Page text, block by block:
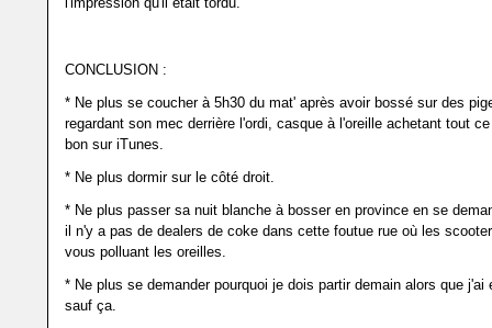
CONCLUSION :
* Ne plus se coucher à 5h30 du mat' après avoir bossé sur des
regardant son mec derrière l'ordi, casque à l'oreille achetant tout
bon sur iTunes.
* Ne plus dormir sur le côté droit.
* Ne plus passer sa nuit blanche à bosser en province en se
il n'y a pas de dealers de coke dans cette foutue rue où les
vous polluant les oreilles.
* Ne plus se demander pourquoi je dois partir demain alors que j'ai
sauf ça.